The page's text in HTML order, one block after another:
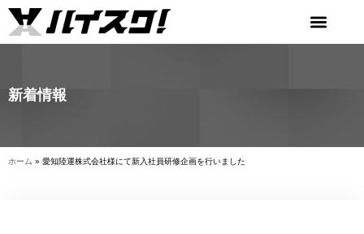
新着情報
ホーム » 愛知陸運株式会社様にて新入社員研修企画を行いました